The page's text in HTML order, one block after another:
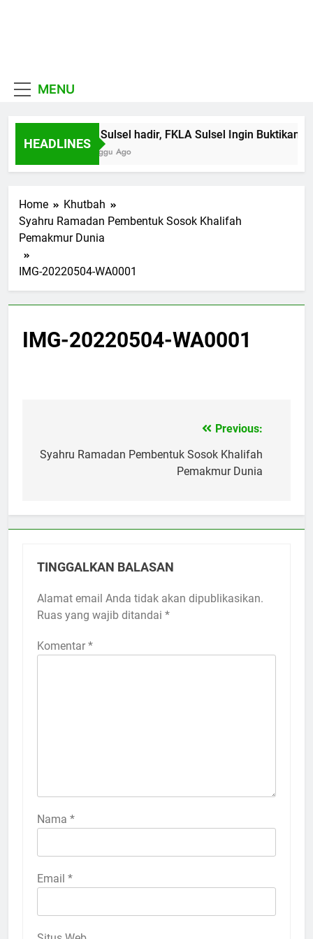
MENU
HEADLINES
MUI Sulsel hadir, FKLA Sulsel Ingin Buktikan
1 Minggu Ago
Home
Khutbah
Syahru Ramadan Pembentuk Sosok Khalifah
Pemakmur Dunia
IMG-20220504-WA0001
IMG-20220504-WA0001
pos
Previous:
Syahru Ramadan Pembentuk Sosok Khalifah
Pemakmur Dunia
TINGGALKAN BALASAN
Alamat email Anda tidak akan dipublikasikan.
Ruas yang wajib ditandai *
Komentar *
Nama *
Email *